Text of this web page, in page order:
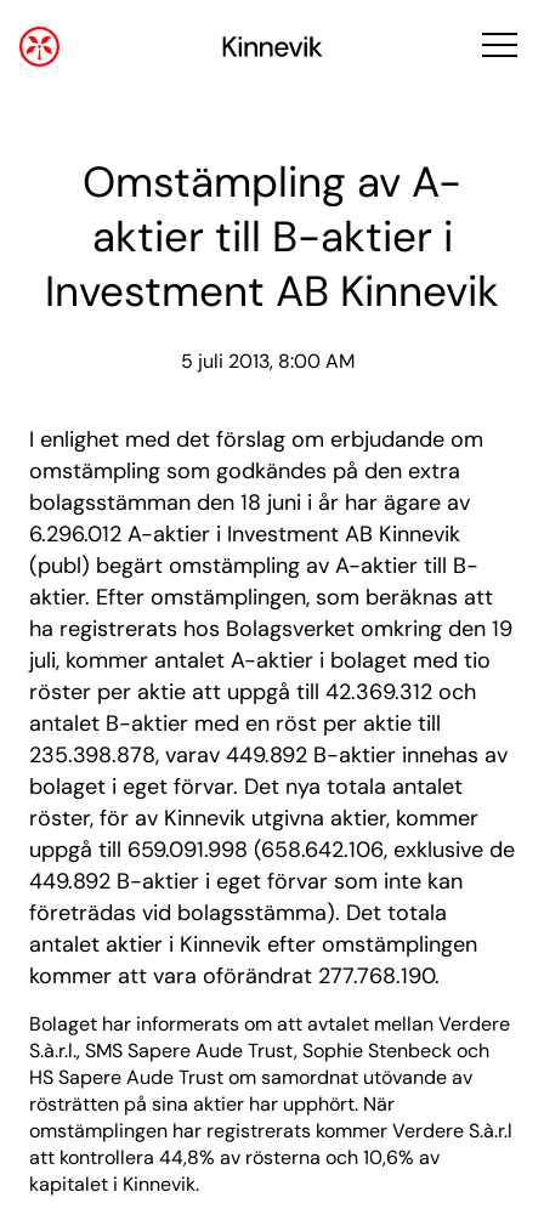
Omstämpling av A-
aktier till B-aktier i
Investment AB Kinnevik
5 juli 2013, 8:00 AM
I enlighet med det förslag om erbjudande om
omstämpling som godkändes på den extra
bolagsstämman den 18 juni i år har ägare av
6.296.012 A-aktier i Investment AB Kinnevik
(publ) begärt omstämpling av A-aktier till B-
aktier. Efter omstämplingen, som beräknas att
ha registrerats hos Bolagsverket omkring den 19
juli, kommer antalet A-aktier i bolaget med tio
röster per aktie att uppgå till 42.369.312 och
antalet B-aktier med en röst per aktie till
235.398.878, varav 449.892 B-aktier innehas av
bolaget i eget förvar. Det nya totala antalet
röster, för av Kinnevik utgivna aktier, kommer
uppgå till 659.091.998 (658.642.106, exklusive de
449.892 B-aktier i eget förvar som inte kan
företrädas vid bolagsstämma). Det totala
antalet aktier i Kinnevik efter omstämplingen
kommer att vara oförändrat 277.768.190.
Bolaget har informerats om att avtalet mellan Verdere
S.à.r.l., SMS Sapere Aude Trust, Sophie Stenbeck och
HS Sapere Aude Trust om samordnat utövande av
rösträtten på sina aktier har upphört. När
omstämplingen har registrerats kommer Verdere S.à.r.l
att kontrollera 44,8% av rösterna och 10,6% av
kapitalet i Kinnevik.